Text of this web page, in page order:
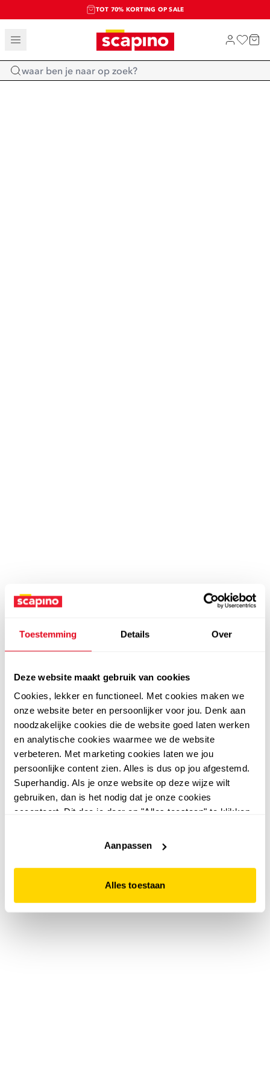
Toestemming Details Over
Deze website maakt gebruik van cookies
Cookies, lekker en functioneel. Met cookies maken we
onze website beter en persoonlijker voor jou. Denk aan
noodzakelijke cookies die de website goed laten werken
en analytische cookies waarmee we de website
verbeteren. Met marketing cookies laten we jou
persoonlijke content zien. Alles is dus op jou afgestemd.
Superhandig. Als je onze website op deze wijze wilt
gebruiken, dan is het nodig dat je onze cookies
accepteert. Dit doe je door op "Alles toestaan" te klikken.
website niet optimaal functioneert.
Aanpassen
Alles toestaan
TOT 70% KORTING OP SALE
SALE: LAATSTE KANS!
SHOP NIEUW
Home